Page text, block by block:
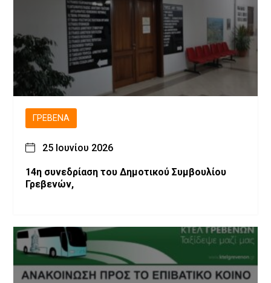
ΓΡΕΒΕΝΆ
25 Ιουνίου 2026
14η συνεδρίαση του Δημοτικού Συμβουλίου
Γρεβενών,